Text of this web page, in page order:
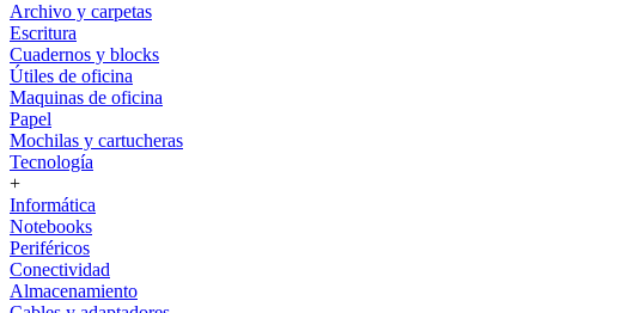
Archivo y carpetas
Escritura
Cuadernos y blocks
Útiles de oficina
Maquinas de oficina
Papel
Mochilas y cartucheras
Tecnología
+
Informática
Notebooks
Periféricos
Conectividad
Almacenamiento